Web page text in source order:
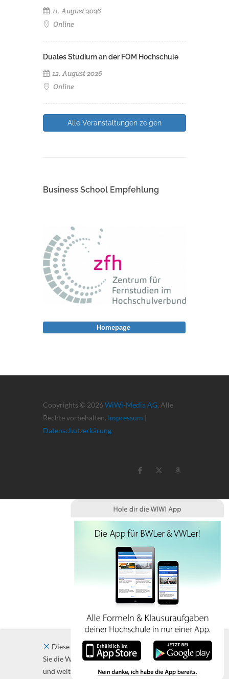
11. August 2026
Online
Duales Studium an der FOM Hochschule
12. August 2026
Online
Alle Veranstaltungen zeigen
Business School Empfehlung
Copyrights © 2026 WiWi-Media AG. Alle
Rechte vorbehalten. Impressum |
Datenschutzerkärung
Diese Website verwendet Cookies. Indem
Sie die Website und ihre Angebote nutzen
und weiter navigieren, akzeptieren Sie diese
Homepage